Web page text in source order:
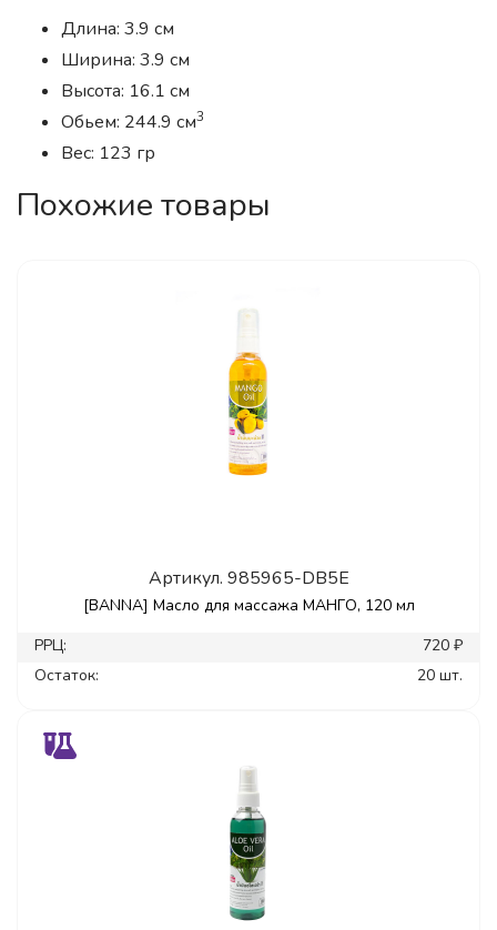
Длина: 3.9 см
Ширина: 3.9 см
Высота: 16.1 см
Обьем: 244.9 см3
Вес: 123 гр
Похожие товары
Артикул. 985965-DB5E
[BANNA] Масло для массажа МАНГО, 120 мл
РРЦ:
720 ₽
Остаток:
20 шт.